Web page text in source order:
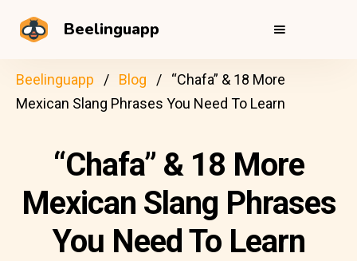
Beelinguapp
Beelinguapp Blog
“Chafa” & 18 More
Mexican Slang Phrases You Need To Learn
“Chafa” & 18 More
Mexican Slang Phrases
You Need To Learn